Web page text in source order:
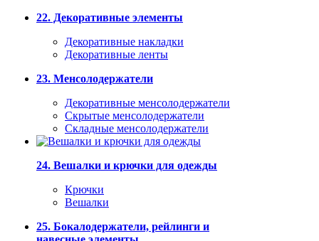
22. Декоративные элементы
Декоративные накладки
Декоративные ленты
23. Менсолодержатели
Декоративные менсолодержатели
Скрытые менсолодержатели
Складные менсолодержатели
24. Вешалки и крючки для одежды
Крючки
Вешалки
25. Бокалодержатели, рейлинги и